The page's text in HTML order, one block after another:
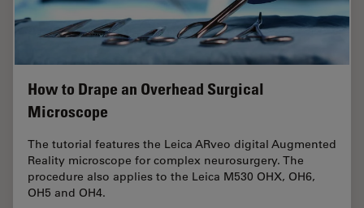
How to Drape an Overhead Surgical
Microscope
The tutorial features the Leica ARveo digital Augmented
Reality microscope for complex neurosurgery. The
procedure also applies to the Leica M530 OHX, OH6,
OH5 and OH4.